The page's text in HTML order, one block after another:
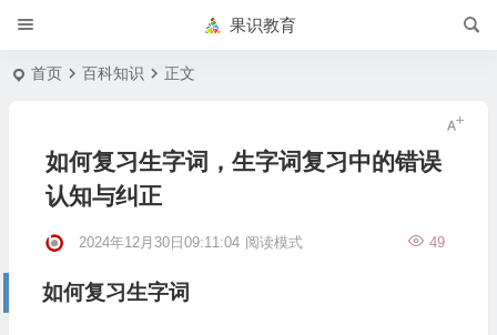
果识教育
首页 百科知识 正文
如何复习生字词，生字词复习中的错误
认知与纠正
2024年12月30日09:11:04 49
阅读模式
如何复习生字词